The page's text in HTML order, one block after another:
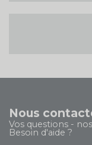
Nous
Vos questions -
Besoin d'aide ?